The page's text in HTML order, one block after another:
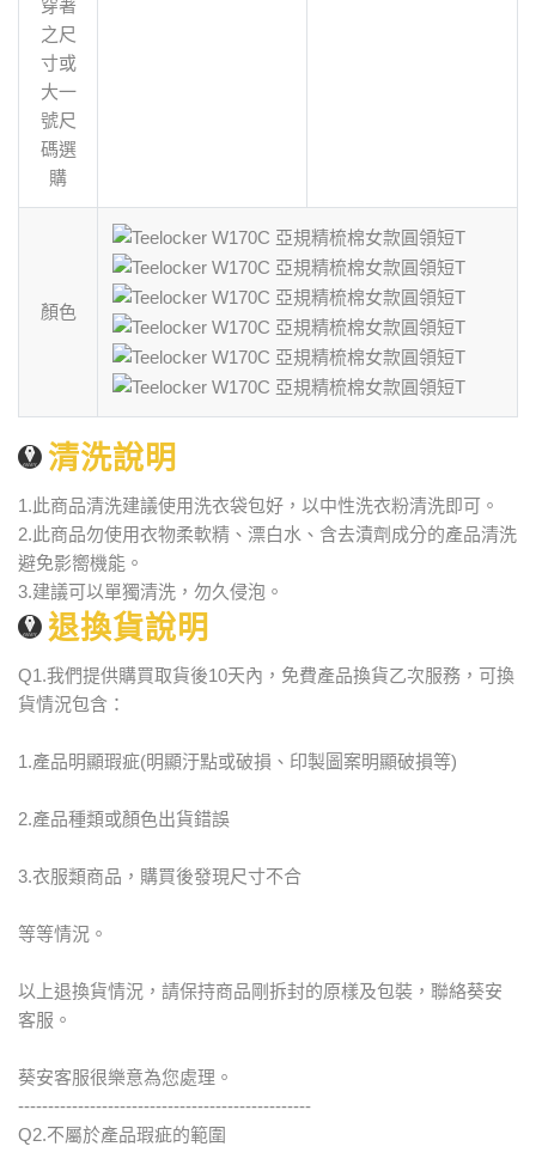
穿著
之尺
寸或
大一
號尺
碼選
購
顏色
清洗說明
1.此商品清洗建議使用洗衣袋包好，以中性洗衣粉清洗即可。
2.此商品勿使用衣物柔軟精、漂白水、含去漬劑成分的產品清洗
避免影嚮機能。
3.建議可以單獨清洗，勿久侵泡。
退換貨說明
Q1.我們提供購買取貨後10天內，免費產品換貨乙次服務，可換
貨情況包含：
1.產品明顯瑕疵(明顯汙點或破損、印製圖案明顯破損等)
2.產品種類或顏色出貨錯誤
3.衣服類商品，購買後發現尺寸不合
等等情況。
以上退換貨情況，請保持商品剛拆封的原樣及包裝，聯絡葵安
客服。
葵安客服很樂意為您處理。
-------------------------------------------------
Q2.不屬於產品瑕疵的範圍